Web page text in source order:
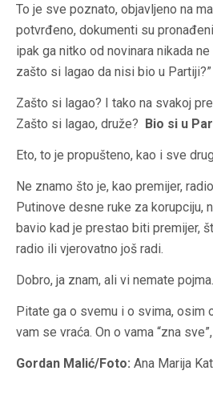
To je sve poznato, objavljeno na
potvrđeno, dokumenti su
ipak ga nitko od novinara nikada
zašto si lagao da nisi bio u Partiji?”
Zašto si lagao? I tako na svakoj
Zašto si lagao, druže? Bio si u
Eto, to je propušteno, kao i sve
Ne znamo što je, kao premijer,
Putinove desne ruke za korupciju,
bavio kad je prestao biti premijer,
radio ili vjerovatno još radi.
Dobro, ja znam, ali vi nemate pojma.
Pitate ga o svemu i o svima, osim
vam se vraća. On o vama “zna
Gordan Malić/Foto: Ana Marija